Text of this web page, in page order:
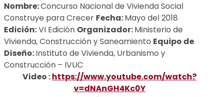
Nombre:Concurso Nacional de Vivienda Social
Construye para Crecer Fecha:Mayo del 2018
Edición:VI Edición Organizador:Ministerio de
Vivienda, Construcción y Saneamiento Equipo de
Diseño:Instituto de Vivienda, Urbanismo y
Construcción – IVUC
Video :https://www.youtube.com/watch?
v=dNAnGH4Kc0Y